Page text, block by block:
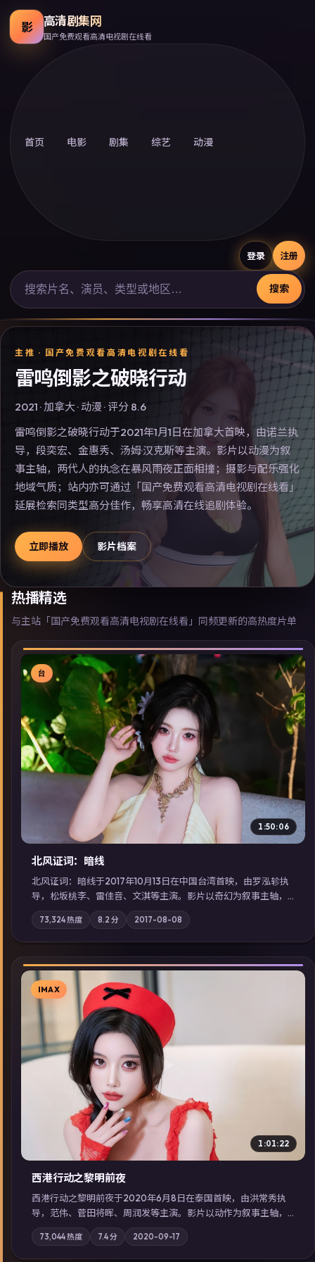
影 高清剧集网
国产免费观看高清电视剧在线看
首页 电影 剧集 综艺 动漫
登录 注册
搜索
主推 · 国产免费观看高清电视剧在线看
雷鸣倒影之破晓行动
2021 ·加拿大 · 动漫 · 评分 8.6
雷鸣倒影之破晓行动于2021年1月1日在加拿大首映，由诺兰执
导，段奕宏、金惠秀、汤姆·汉克斯等主演。影片以动漫为叙
事主轴，两代人的执念在暴风雨夜正面相撞；摄影与配乐强化
地域气质；站内亦可通过「国产免费观看高清电视剧在线看」
延展检索同类型高分佳作，畅享高清在线追剧体验。
立即播放 影片档案
热播精选
与主站「国产免费观看高清电视剧在线看」同频更新的高热度片单
▶
台
1:50:06
北风证词：暗线
北风证词：暗线于2017年10月13日在中国台湾首映，由罗泓轸执
导，松坂桃李、雷佳音、文淇等主演。影片以奇幻为叙事主轴，
旧案重提，真相与谎言在同一条时间线上交锋；摄影与配乐强化
地域气质；站内亦可通过「国产免费观看高清电视剧在线看」延
展检索同类型高分佳作，畅享高清在线追剧体验。
73,324热度 8.2 分 2017-08-08
▶
IMAX
1:01:22
西港行动之黎明前夜
西港行动之黎明前夜于2020年6月8日在泰国首映，由洪常秀执
导，范伟、菅田将晖、周润发等主演。影片以动作为叙事主轴，
亲情与职责必须在倒计时结束前做出抉择；摄影与配乐强化地域
气质；站内亦可通过「国产免费观看高清电视剧在线看」延展检
索同类型高分佳作，畅享高清在线追剧体验。
73,044热度 7.4分 2020-09-17